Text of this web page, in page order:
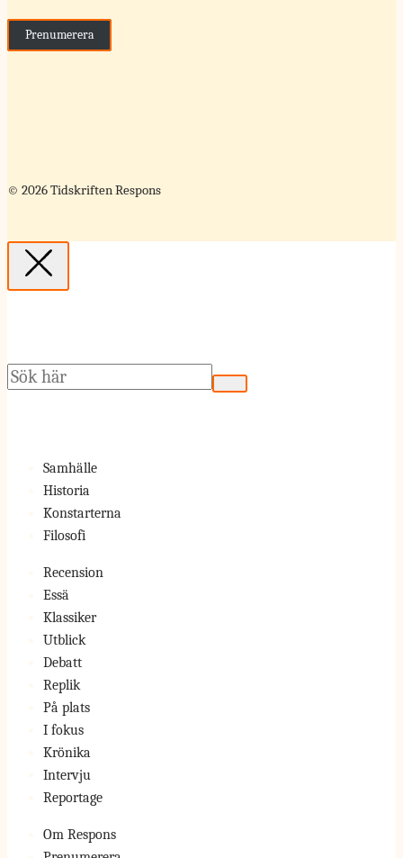
Prenumerera
© 2026 Tidskriften Respons
Sök
Samhälle
Historia
Konstarterna
Filosofi
Recension
Essä
Klassiker
Utblick
Debatt
Replik
På plats
I fokus
Krönika
Intervju
Reportage
Om Respons